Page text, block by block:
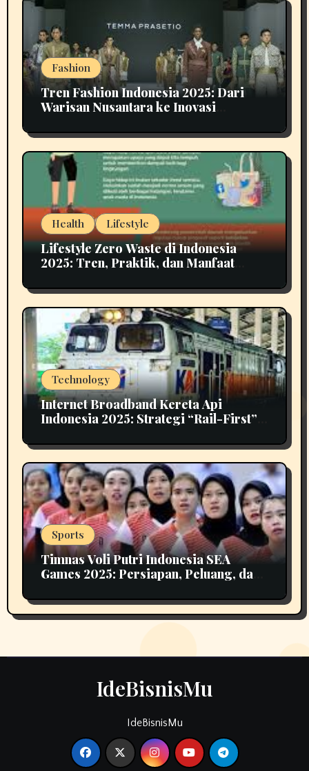
Fashion
Tren Fashion Indonesia 2025: Dari
Warisan Nusantara ke Inovasi
Health Lifestyle
Lifestyle Zero Waste di Indonesia
2025: Tren, Praktik, dan Manfaat
Technology
Internet Broadband Kereta Api
Indonesia 2025: Strategi “Rail-First”
Sports
Timnas Voli Putri Indonesia SEA
Games 2025: Persiapan, Peluang, dan
IdeBisnisMu
IdeBisnisMu